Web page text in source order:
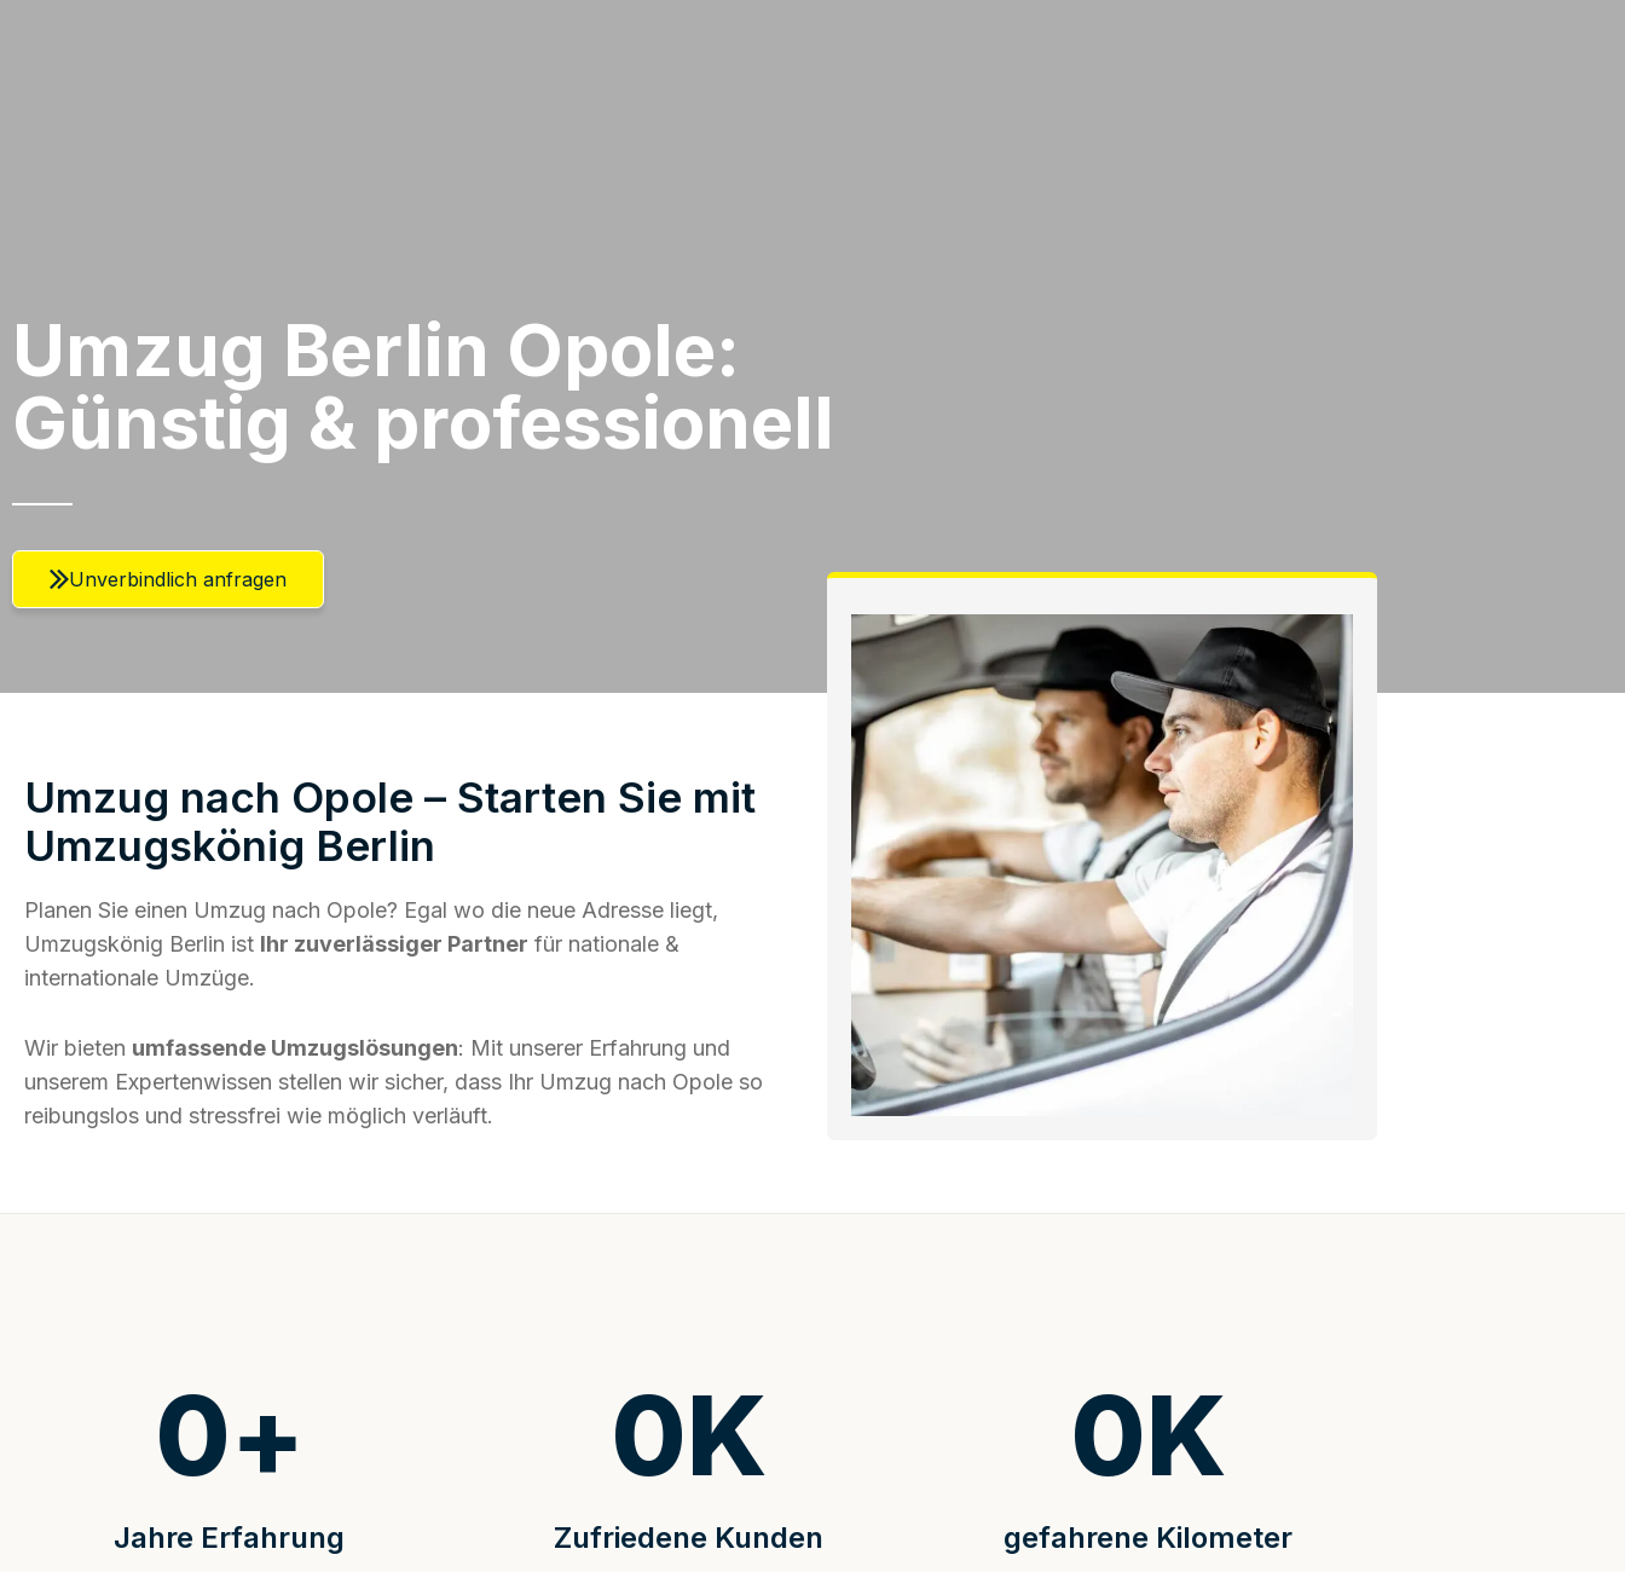
Umzug Berlin​ Opole:
Günstig & professionell​
Unverbindlich anfragen
Umzug nach Opole – Starten Sie mit
Umzugskönig Berlin
Planen Sie einen Umzug nach Opole? Egal wo die neue Adresse liegt,
Umzugskönig Berlin ist Ihr zuverlässiger Partner für nationale &
internationale Umzüge.
Wir bieten umfassende Umzugslösungen: Mit unserer Erfahrung und
unserem Expertenwissen stellen wir sicher, dass Ihr Umzug nach Opole so
reibungslos und stressfrei wie möglich verläuft.
Jahre Erfahrung
0+
Zufriedene Kunden
0K
gefahrene Kilometer
0K